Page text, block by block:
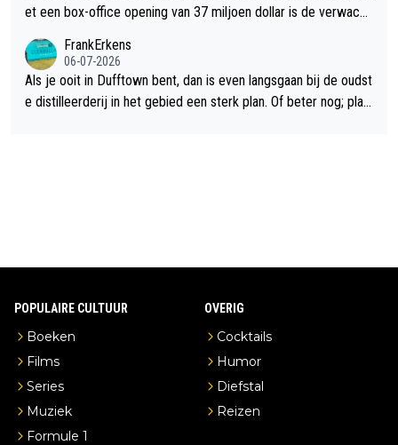
et een box-office opening van 37 miljoen dollar is de verwacht
FrankErkens
06-07-2026
Als je ooit in Dufftown bent, dan is even langsgaan bij de oudst
e distilleerderij in het gebied een sterk plan. Of beter nog; plan
POPULAIRE CULTUUR
Boeken
Films
Series
Muziek
Formule 1
OVERIG
Cocktails
Humor
Diefstal
Reizen